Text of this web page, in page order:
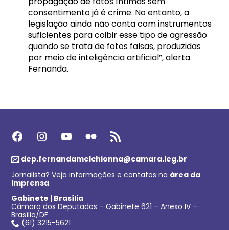
consentimento já é crime. No entanto, a
legislação ainda não conta com instrumentos
suficientes para coibir esse tipo de agressão
quando se trata de fotos falsas, produzidas
por meio de inteligência artificial”, alerta
Fernanda.
Facebook Instagram Youtube Flickr Feed RSS
dep.fernandamelchionna@camara.leg.br
Jornalista? Veja informações e contatos na área da
imprensa.
Gabinete | Brasília
Câmara dos Deputados – Gabinete 621 – Anexo IV –
Brasília/DF
(61) 3215-5621